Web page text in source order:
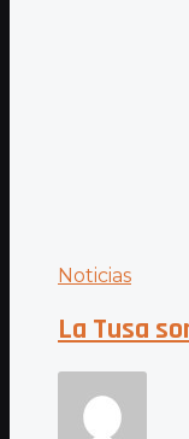
Noticias
La Tusa